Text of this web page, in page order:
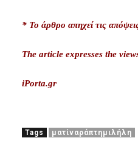
* Το άρθρο απηχεί τις
The article expresses the
iPorta.gr
Tags ματίναράπτημιλήλη